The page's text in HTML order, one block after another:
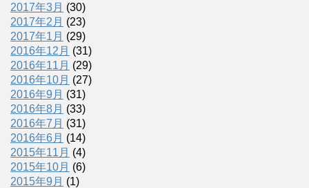
2017年3月 (30)
2017年2月 (23)
2017年1月 (29)
2016年12月 (31)
2016年11月 (29)
2016年10月 (27)
2016年9月 (31)
2016年8月 (33)
2016年7月 (31)
2016年6月 (14)
2015年11月 (4)
2015年10月 (6)
2015年9月 (1)